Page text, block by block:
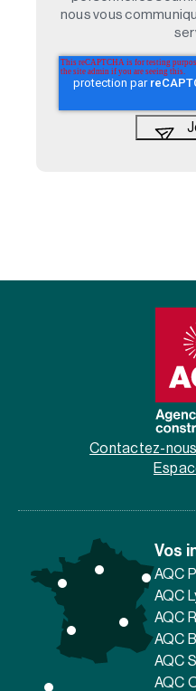
nous vous
Contactez-nous
Vos
AQC
AQC
AQC
AQC
AQC
AQC